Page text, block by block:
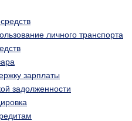
личного транспорта
зарплаты
задолженности